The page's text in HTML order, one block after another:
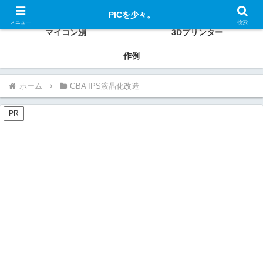
PIC、ESP32、Raspberry Pi、Xiaoなどの使い方、作例を紹介
マイコン別 3Dプリンター
作例
ホーム GBA IPS液晶化改造
PR
メニュー
PICを少々。
検索